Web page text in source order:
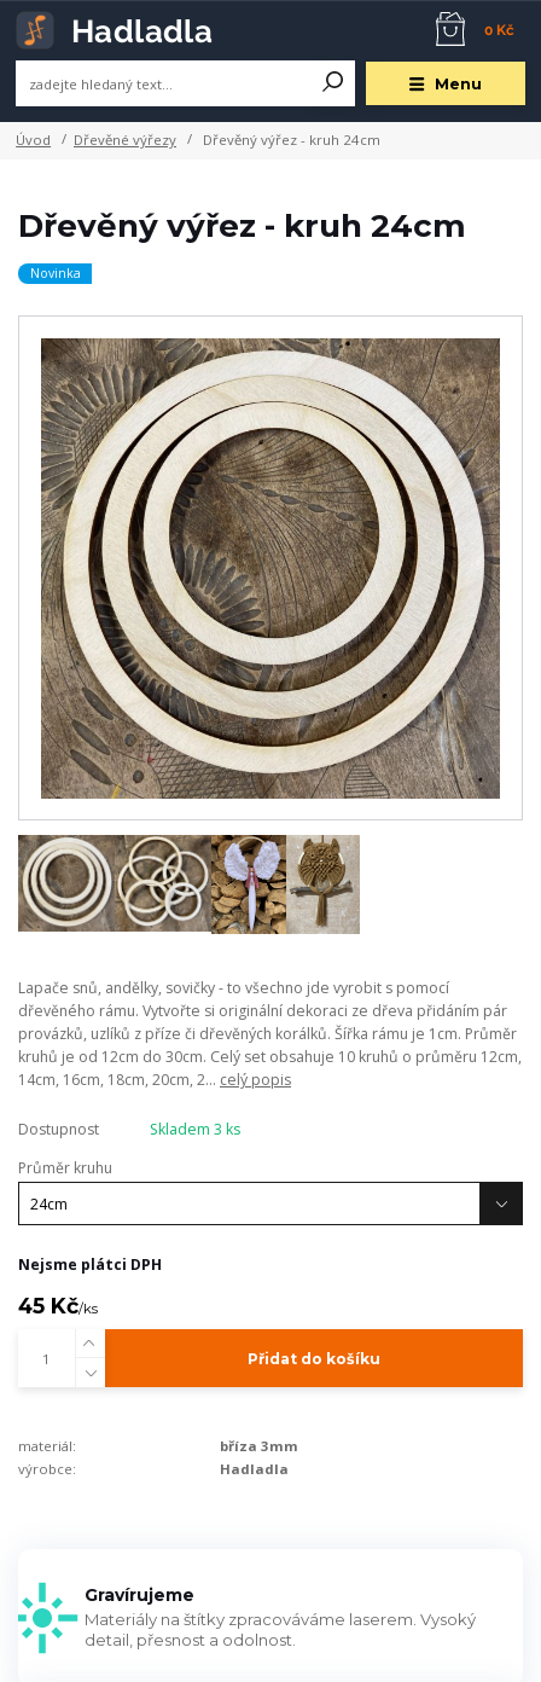
Menu
0 Kč
Úvod Dřevěné výřezy Dřevěný výřez - kruh 24cm
Dřevěný výřez - kruh 24cm
Novinka
Lapače snů, andělky, sovičky - to všechno jde vyrobit s pomocí
dřevěného rámu. Vytvořte si originální dekoraci ze dřeva přidáním pár
provázků, uzlíků z příze či dřevěných korálků. Šířka rámu je 1cm. Průměr
kruhů je od 12cm do 30cm. Celý set obsahuje 10 kruhů o průměru 12cm,
14cm, 16cm, 18cm, 20cm, 2... celý popis
Dostupnost
Skladem 3 ks
Průměr kruhu
Nejsme plátci DPH
45 Kč/ks
Přidat do košíku
materiál:
bříza 3mm
výrobce:
Hadladla
Gravírujeme
Materiály na štítky zpracováváme laserem. Vysoký
detail, přesnost a odolnost.